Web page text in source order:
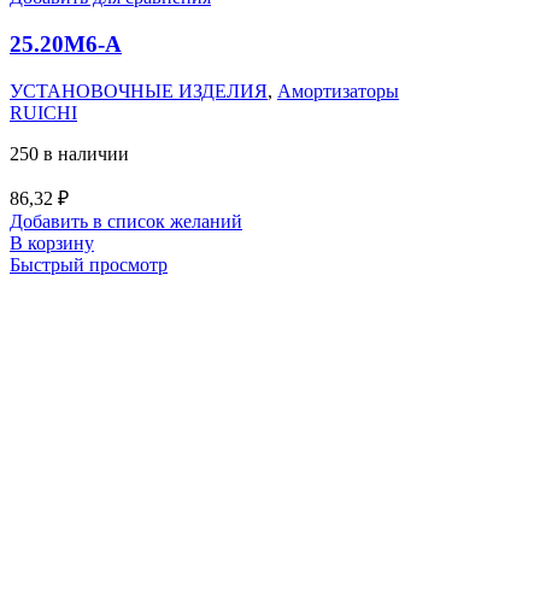
25.20M6-А
УСТАНОВОЧНЫЕ ИЗДЕЛИЯ, Амортизаторы
RUICHI
250 в наличии
86,32 ₽
Добавить в список желаний
В корзину
Быстрый просмотр